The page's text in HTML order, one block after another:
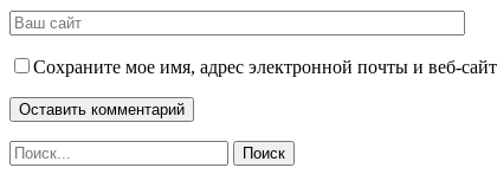
Сохраните мое имя, адрес электронной почты и веб-